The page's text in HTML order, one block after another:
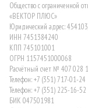
Общество с ограниченной
«ВЕКТОР ПЛЮС»
Юридический адрес: 454103,
ИНН 7451384240
КПП 745101001
ОГРН 1157451000068
Расчётный счет № 407 028
Телефон: +7 (351) 717-01-24
Телефон: +7 (351) 225-16-52
БИК 047501981